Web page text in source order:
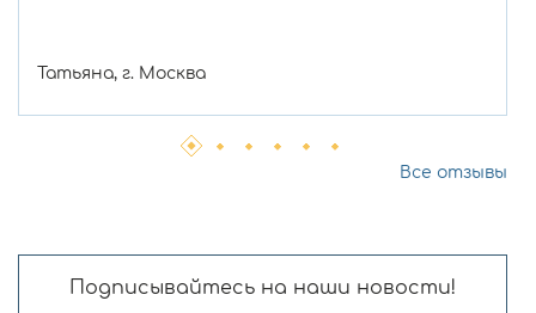
Татьяна, г. Москва
Все отзывы
Подписывайтесь на наши новости!